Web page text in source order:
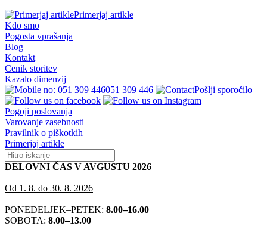
Primerjaj artikle
Kdo smo
Pogosta vprašanja
Blog
Kontakt
Cenik storitev
Kazalo dimenzij
051 309 446
Pošlji sporočilo
Pogoji poslovanja
Varovanje zasebnosti
Pravilnik o piškotkih
Primerjaj artikle
DELOVNI ČAS V AVGUSTU 2026
Od 1. 8. do 30. 8. 2026
PONEDELJEK–PETEK: 8.00–16.00
SOBOTA: 8.00–13.00